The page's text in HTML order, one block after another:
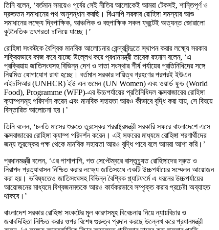
তিনি বলেন, ‘বর্তমান সময়েও পূর্বের সেই নীতির আলোকেই আমরা টেকসই, শান্তিপূর্ণ ও
দ্রুততম সমাধানের পথ অনুসন্ধান করছি। বিএনপি সরকার রোহিঙ্গা সমস্যার আশু
সমাধানের লক্ষ্যে দ্বিপাক্ষিক, আঞ্চলিক ও বহুপাক্ষিক সকল ফ্রন্টেই অত্যন্ত জোরালো
কূটনৈতিক তৎপরতা চালিয়ে যাচ্ছে।’
রোহিঙ্গা সংকটকে বৈশ্বিক মানবিক আলোচনার কেন্দ্রবিন্দুতে স্থাপন করার লক্ষ্যে সরকার
সক্রিয়ভাবে কাজ করে যাচ্ছে উল্লেখ করে প্রধানমন্ত্রী তারেক রহমান বলেন, ‘এ
প্রক্রিয়ায় জাতিসংঘসহ বিভিন্ন দেশ ও দাতা সংস্থার শীর্ষ পর্যায়ের প্রতিনিধিদের সঙ্গে
নিয়মিত যোগাযোগ রাখা হচ্ছে। বর্তমান সরকার দায়িত্ব গ্রহণের পরপরই ইউএন
এইচসিআর (UNHCR) ইউ এন ওমেন (UN Women) এবং ওয়ার্ড ফুড (World
Food), Programme (WFP)-এর উচ্চপর্যায়ের প্রতিনিধিদল কক্সবাজারের রোহিঙ্গা
ক্যাম্পসমূহ পরিদর্শন করেন এবং মানবিক সহায়তা আরও কীভাবে বৃদ্ধি করা যায়, সে বিষয়ে
বিস্তারিত আলোচনা হয়।’
তিনি বলেন, ‘চলতি মাসের শুরুতে তুরস্কের পররাষ্ট্রমন্ত্রী সরকারি সফরে বাংলাদেশে এসে
কক্সবাজারের রোহিঙ্গা ক্যাম্প পরিদর্শন করেন। এই সফরের মাধ্যমে রোহিঙ্গা শরণার্থীদের
জন্য তুরস্কের পক্ষ থেকে মানবিক সহায়তা আরও বৃদ্ধি পাবে বলে আমরা আশা করি।’
প্রধানমন্ত্রী বলেন, ‘এর পাশাপাশি, গত সেপ্টেম্বরে বাস্তুচ্যুত রোহিঙ্গাদের দ্রুত ও
নিরাপদ প্রত্যাবাসন নিশ্চিত করার লক্ষ্যে জাতিসংঘে একটি উচ্চপর্যায়ের সম্মেলন আয়োজন
করা হয়। ভবিষ্যতেও জাতিসংঘসহ বিভিন্ন বৈশ্বিক প্ল্যাটফর্মে এ ধরনের উচ্চপর্যায়ের
আয়োজনের মাধ্যমে বিশ্বজনমতকে আরও কার্যকরভাবে সম্পৃক্ত করার প্রচেষ্টা অব্যাহত
থাকবে।’
বাংলাদেশ সরকার রোহিঙ্গা সংকটের মূল কারণসমূহ বিবেচনায় নিয়ে ন্যায়বিচার ও
জবাবদিহিতা নিশ্চিত করার ওপর বিশেষ গুরুত্ব প্রদান করছে উল্লেখ করে প্রধানমন্ত্রী